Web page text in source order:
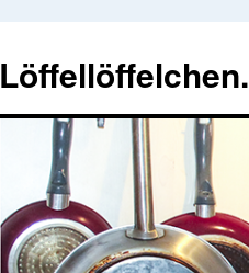
Löffellöffelchen.